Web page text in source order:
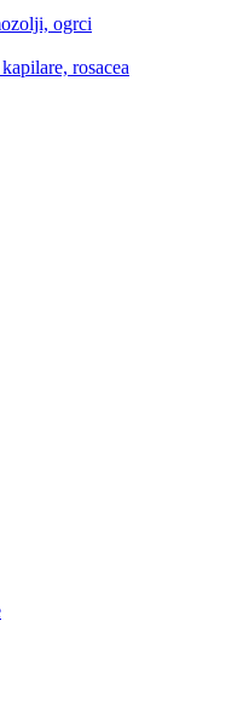
ogrci
rosacea